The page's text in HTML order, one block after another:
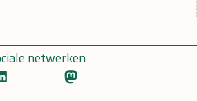
netwerken